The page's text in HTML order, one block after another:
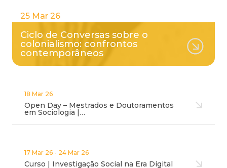
25 Mar 26
Ciclo de Conversas sobre o
colonialismo: confrontos
contemporâneos
18 Mar 26
Open Day – Mestrados e Doutoramentos
em Sociologia |…
17 Mar 26 - 24 Mar 26
Curso | Investigação Social na Era Digital